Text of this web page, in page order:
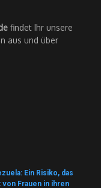
findet Ihr unsere
aus und über
Ein Risiko, das
Frauen in ihren